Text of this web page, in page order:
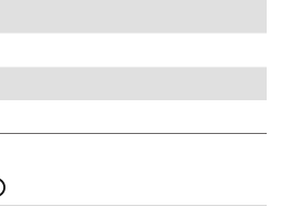
kosztów płatności